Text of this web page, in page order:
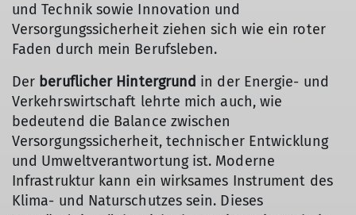
und Technik sowie Innovation und
Versorgungssicherheit ziehen sich wie ein roter
Faden durch mein Berufsleben.
Der beruflicher Hintergrund in der Energie- und
Verkehrswirtschaft lehrte mich auch, wie
bedeutend die Balance zwischen
Versorgungssicherheit, technischer Entwicklung
und Umweltverantwortung ist. Moderne
Infrastruktur kann ein wirksames Instrument des
Klima- und Naturschutzes sein. Dieses